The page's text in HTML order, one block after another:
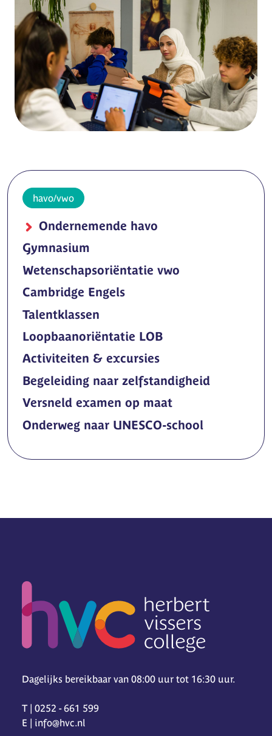
havo/vwo
Ondernemende havo
Gymnasium
Wetenschapsoriëntatie vwo
Cambridge Engels
Talentklassen
Loopbaanoriëntatie LOB
Activiteiten & excursies
Begeleiding naar zelfstandigheid
Versneld examen op maat
Onderweg naar UNESCO-school
Dagelijks bereikbaar van 08:00 uur tot 16:30 uur.
T | 0252 - 661 599
E | info@hvc.nl